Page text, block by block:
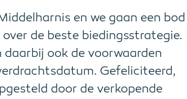
en we gaan een bod
de beste biedingsstrategie.
daarbij ook de voorwaarden
Gefeliciteerd,
door de verkopende